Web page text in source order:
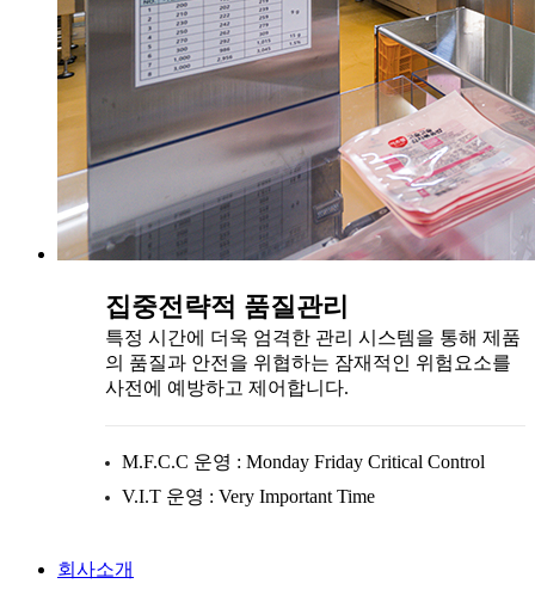
집중전략적 품질관리
특정 시간에 더욱 엄격한 관리 시스템을 통해 제품
의 품질과 안전을 위협하는 잠재적인 위험요소를
사전에 예방하고 제어합니다.
M.F.C.C 운영 : Monday Friday Critical Control
V.I.T 운영 : Very Important Time
회사소개